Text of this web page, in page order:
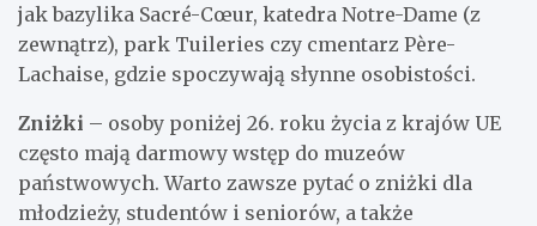
jak bazylika Sacré-Cœur, katedra Notre-Dame (z
zewnątrz), park Tuileries czy cmentarz Père-
Lachaise, gdzie spoczywają słynne osobistości.
Zniżki – osoby poniżej 26. roku życia z krajów UE
często mają darmowy wstęp do muzeów
państwowych. Warto zawsze pytać o zniżki dla
młodzieży, studentów i seniorów, a także